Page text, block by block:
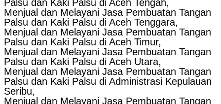
Palsu dan Kaki Palsu di Aceh Tengah,
Menjual dan Melayani Jasa Pembuatan Tangan
Palsu dan Kaki Palsu di Aceh Tenggara,
Menjual dan Melayani Jasa Pembuatan Tangan
Palsu dan Kaki Palsu di Aceh Timur,
Menjual dan Melayani Jasa Pembuatan Tangan
Palsu dan Kaki Palsu di Aceh Utara,
Menjual dan Melayani Jasa Pembuatan Tangan
Palsu dan Kaki Palsu di Administrasi Kepulauan
Seribu,
Menjual dan Melayani Jasa Pembuatan Tangan